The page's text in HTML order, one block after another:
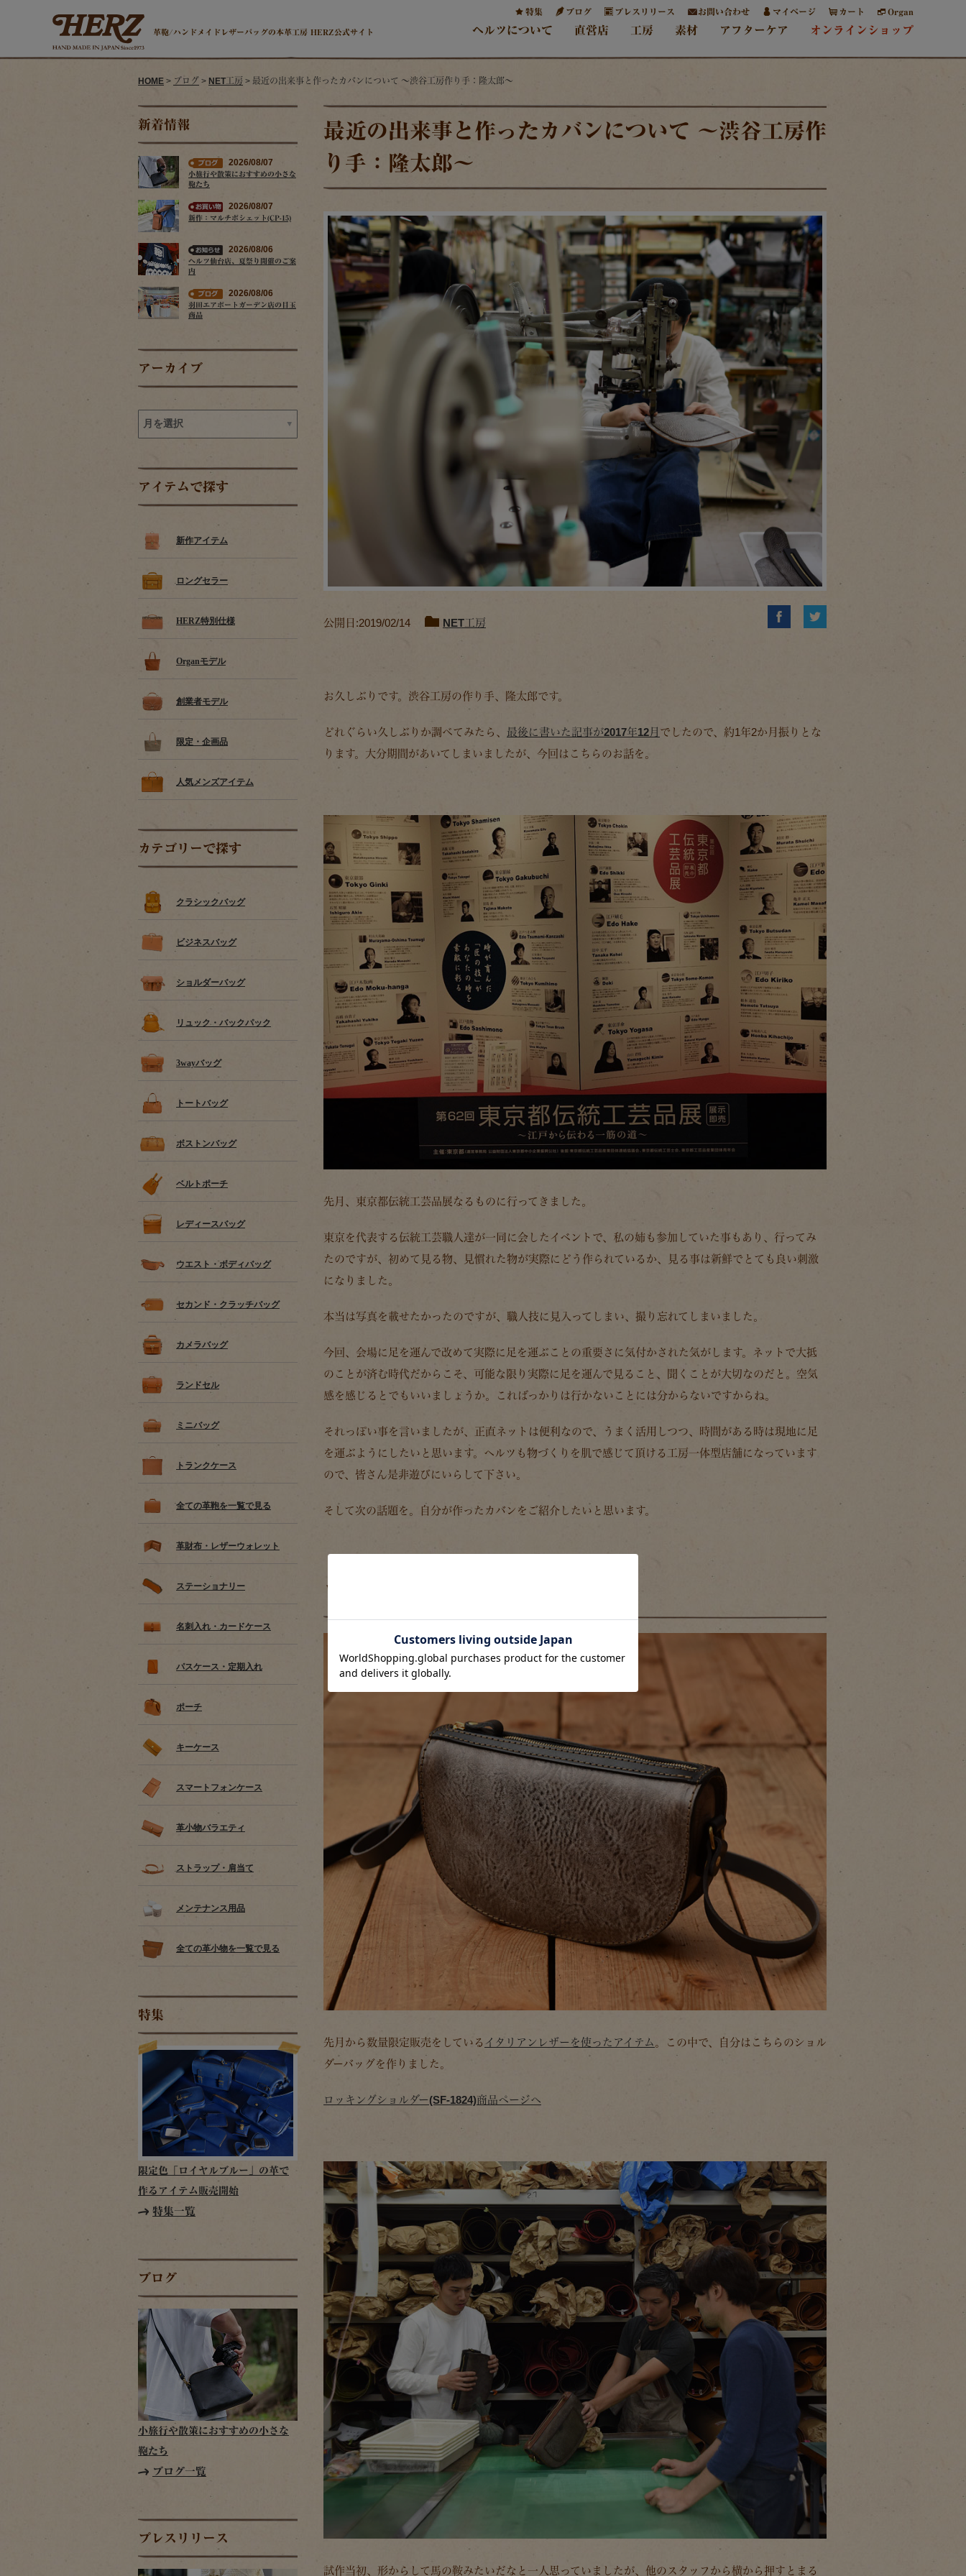
革鞄/ハンドメイドレザーバッグの本革工房 HERZ公式サイト
特集 ブログ プレスリリース お問い合わせ マイページ カート Organ
ヘルツについて 直営店 工房 素材 アフターケア オンラインショップ
HOME > ブログ > NET工房 > 最近の出来事と作ったカバンについて ～渋谷工房作り手：隆太郎～
新着情報
2026/08/07
小旅行や散策におすすめの小さな
鞄たち
2026/08/07
新作：マルチポシェット(CP-15)
2026/08/06
ヘルツ仙台店、夏祭り開催のご案
内
2026/08/06
羽田エアポートガーデン店の目玉
商品
アーカイブ
アイテムで探す
新作アイテム
ロングセラー
HERZ特別仕様
Organモデル
創業者モデル
限定・企画品
人気メンズアイテム
カテゴリーで探す
クラシックバッグ
ビジネスバッグ
ショルダーバッグ
リュック・バックパック
3wayバッグ
トートバッグ
ボストンバッグ
ベルトポーチ
レディースバッグ
ウエスト・ボディバッグ
セカンド・クラッチバッグ
カメラバッグ
ランドセル
ミニバッグ
トランクケース
全ての革鞄を一覧で見る
革財布・レザーウォレット
ステーショナリー
名刺入れ・カードケース
パスケース・定期入れ
ポーチ
キーケース
スマートフォンケース
革小物バラエティ
ストラップ・肩当て
メンテナンス用品
全ての革小物を一覧で見る
特集
限定色「ロイヤルブルー」の革で
作るアイテム販売開始
特集一覧
ブログ
小旅行や散策におすすめの小さな
鞄たち
ブログ一覧
プレスリリース
最近の出来事と作ったカバンについて ～渋谷工房作
り手：隆太郎～
公開日:2019/02/14 NET工房
お久しぶりです。渋谷工房の作り手、隆太郎です。
どれぐらい久しぶりか調べてみたら、 最後に書いた記事が2017年12月 でしたので、約1年2か月振りとな
ります。大分期間があいてしまいましたが、今回はこちらのお話を。
先月、東京都伝統工芸品展なるものに行ってきました。
東京を代表する伝統工芸職人達が一同に会したイベントで、私の姉も参加していた事もあり、行ってみ
たのですが、初めて見る物、見慣れた物が実際にどう作られているか、見る事は新鮮でとても良い刺激
になりました。
本当は写真を載せたかったのですが、職人技に見入ってしまい、撮り忘れてしまいました。
今回、会場に足を運んで改めて実際に足を運ぶことの重要さに気付かされた気がします。ネットで大抵
のことが済む時代だからこそ、可能な限り実際に足を運んで見ること、聞くことが大切なのだと。空気
感を感じるとでもいいましょうか。こればっかりは行かないことには分からないですからね。
それっぽい事を言いましたが、正直ネットは便利なので、うまく活用しつつ、時間がある時は現地に足
を運ぶようにしたいと思います。ヘルツも物づくりを肌で感じて頂ける工房一体型店舗になっています
ので、皆さん是非遊びにいらして下さい。
そして次の話題を。自分が作ったカバンをご紹介したいと思います。
ロッキングショルダー
先月から数量限定販売をしている イタリアンレザーを使ったアイテム。この中で、自分はこちらのショル
ダーバッグを作りました。
ロッキングショルダー(SF-1824)商品ページへ
試作当初、形からして馬の鞍みたいだなと一人思っていましたが、他のスタッフから横から押すとまる